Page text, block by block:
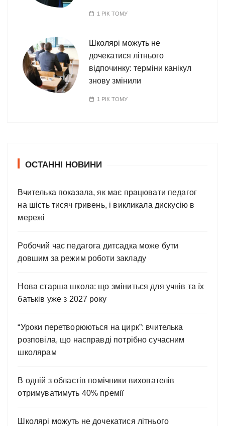
1 РІК ТОМУ
Школярі можуть не
дочекатися літнього
відпочинку: терміни канікул
знову змінили
1 РІК ТОМУ
ОСТАННІ НОВИНИ
Вчителька показала, як має працювати педагог
на шість тисяч гривень, і викликала дискусію в
мережі
Робочий час педагога дитсадка може бути
довшим за режим роботи закладу
Нова старша школа: що зміниться для учнів та їх
батьків уже з 2027 року
“Уроки перетворюються на цирк”: вчителька
розповіла, що насправді потрібно сучасним
школярам
В одній з областів помічники вихователів
отримуватимуть 40% премії
Школярі можуть не дочекатися літнього